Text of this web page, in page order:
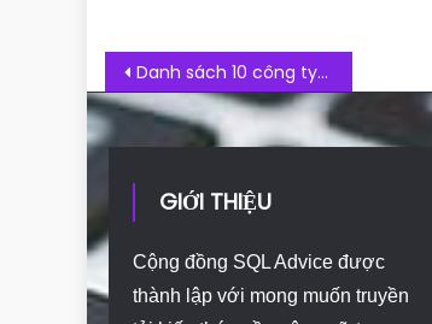
Post navigation
Danh sách 10 công ty tư vấn Digital Marketing uy tín, hiệu quả
GIỚI THIỆU
Cộng đồng SQL Advice được
thành lập với mong muốn truyền